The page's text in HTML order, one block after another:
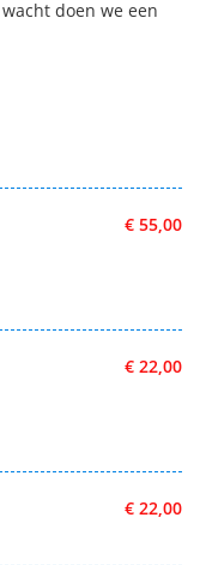
doen we een
€ 55,00
€ 22,00
€ 22,00